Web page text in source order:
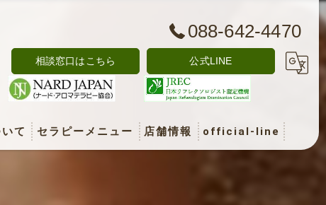
088-642-4470
相談窓口はこちら 公式LINE
て セラピーメニュー 店舗情報 official-line